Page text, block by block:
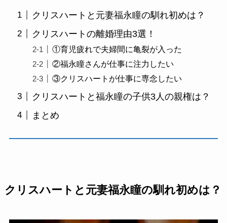
クリスハートと元妻福永瞳の馴れ初めは？
クリスハートの離婚理由3選！
①育児疲れで夫婦間に亀裂が入った
②福永瞳さんが仕事に注力したい
③クリスハートが仕事に専念したい
クリスハートと福永瞳の子供3人の親権は？
まとめ
クリスハートと元妻福永瞳の馴れ初めは？